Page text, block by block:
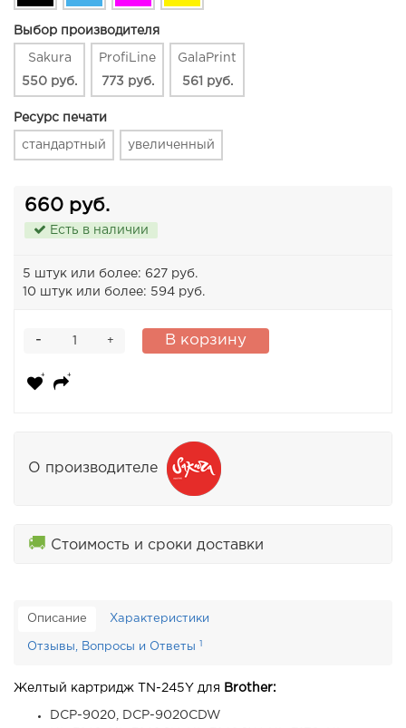
Выбор производителя
Sakura
550 руб.
ProfiLine
773 руб.
GalaPrint
561 руб.
Ресурс печати
стандартный увеличенный
660 руб.
Есть в наличии
5 штук или более: 627 руб.
10 штук или более: 594 руб.
+
- В корзину
О производителе
🚚 Стоимость и сроки доставки
Описание Характеристики
Отзывы, Вопросы и Ответы 1
Желтый картридж TN-245Y для Brother:
DCP-9020, DCP-9020CDW